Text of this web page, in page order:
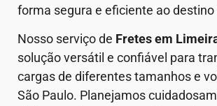
forma segura e eficiente ao destino
Nosso serviço de Fretes em
solução versátil e confiável para
cargas de diferentes tamanhos e
São Paulo. Planejamos